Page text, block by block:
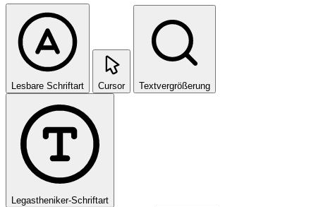
Lesbare Schriftart Cursor Textvergrößerung
Legastheniker-Schriftart